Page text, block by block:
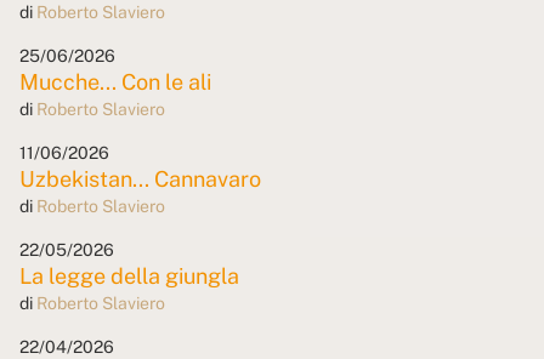
di Roberto Slaviero
25/06/2026
Mucche... Con le ali
di Roberto Slaviero
11/06/2026
Uzbekistan... Cannavaro
di Roberto Slaviero
22/05/2026
La legge della giungla
di Roberto Slaviero
22/04/2026